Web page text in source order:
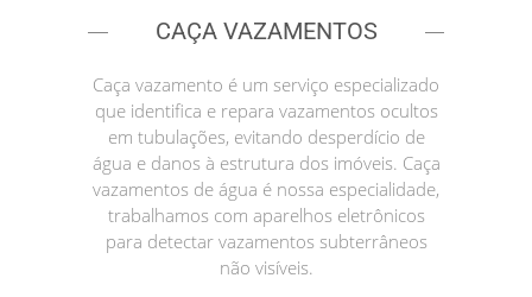
CAÇA VAZAMENTOS
Caça vazamento é um serviço especializado
que identifica e repara vazamentos ocultos
em tubulações, evitando desperdício de
água e danos à estrutura dos imóveis. Caça
vazamentos de água é nossa especialidade,
trabalhamos com aparelhos eletrônicos
para detectar vazamentos subterrâneos
não visíveis.